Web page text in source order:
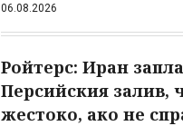
06.08.2026
Ройтерс: Иран
Персийския залив,
жестоко, ако не